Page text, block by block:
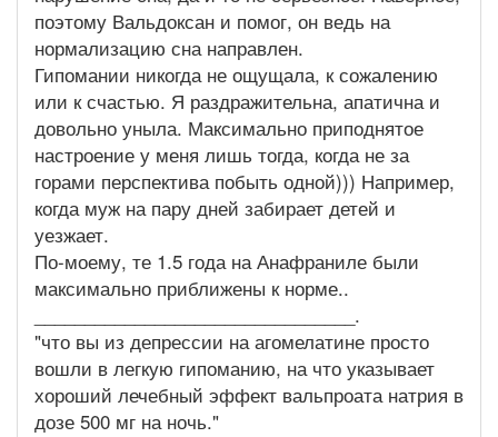
поэтому Вальдоксан и помог, он ведь на
нормализацию сна направлен.
Гипомании никогда не ощущала, к сожалению
или к счастью. Я раздражительна, апатична и
довольно уныла. Максимально приподнятое
настроение у меня лишь тогда, когда не за
горами перспектива побыть одной))) Например,
когда муж на пару дней забирает детей и
уезжает.
По-моему, те 1.5 года на Анафраниле были
максимально приближены к норме..
________________________________.
"что вы из депрессии на агомелатине просто
вошли в легкую гипоманию, на что указывает
хороший лечебный эффект вальпроата натрия в
дозе 500 мг на ночь."